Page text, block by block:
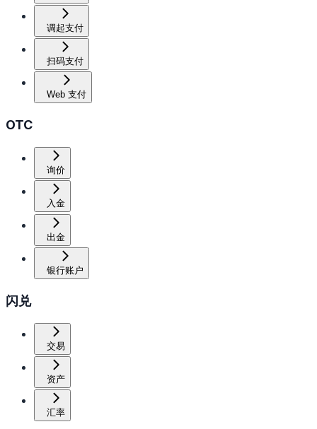
调起支付
扫码支付
Web 支付
OTC
询价
入金
出金
银行账户
闪兑
交易
资产
汇率